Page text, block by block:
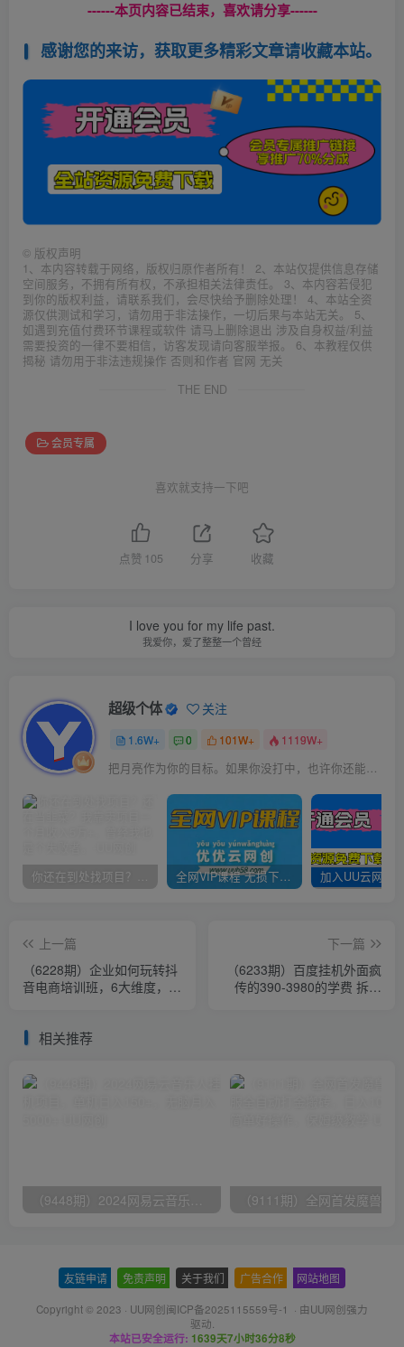
------本页内容已结束，喜欢请分享------
感谢您的来访，获取更多精彩文章请收藏本站。
© 版权声明
1、本内容转载于网络，版权归原作者所有！ 2、本站仅提供信息存储
空间服务，不拥有所有权，不承担相关法律责任。 3、本内容若侵犯
到你的版权利益，请联系我们，会尽快给予删除处理！ 4、本站全资
源仅供测试和学习，请勿用于非法操作，一切后果与本站无关。 5、
如遇到充值付费环节课程或软件 请马上删除退出 涉及自身权益/利益
需要投资的一律不要相信，访客发现请向客服举报。 6、本教程仅供
揭秘 请勿用于非法违规操作 否则和作者 官网 无关
THE END
会员专属
喜欢就支持一下吧
点赞 105 分享 收藏
I love you for my life past.
我爱你，爱了整整一个曾经
超级个体 关注
1.6W+ 0 101W+ 1119W+
把月亮作为你的目标。如果你没打中，也许你还能打中星星
你还在到处找项目？还在当韭菜？我靠卖项目一个月收入5万+，曾经我也是个失败者。 全网VIP课程 无损下载~
上一篇
（6228期）企业如何玩转抖
音电商培训班，6大维度，6
下一篇
（6233期）百度挂机外面疯
传的390-3980的学费 拆解
相关推荐
友链申请 免责声明 关于我们 广告合作 网站地图
Copyright © 2023 · UU网创闽ICP备2025115559号-1 · 由UU网创强力
驱动.
本站已安全运行: 1639天7小时36分9秒